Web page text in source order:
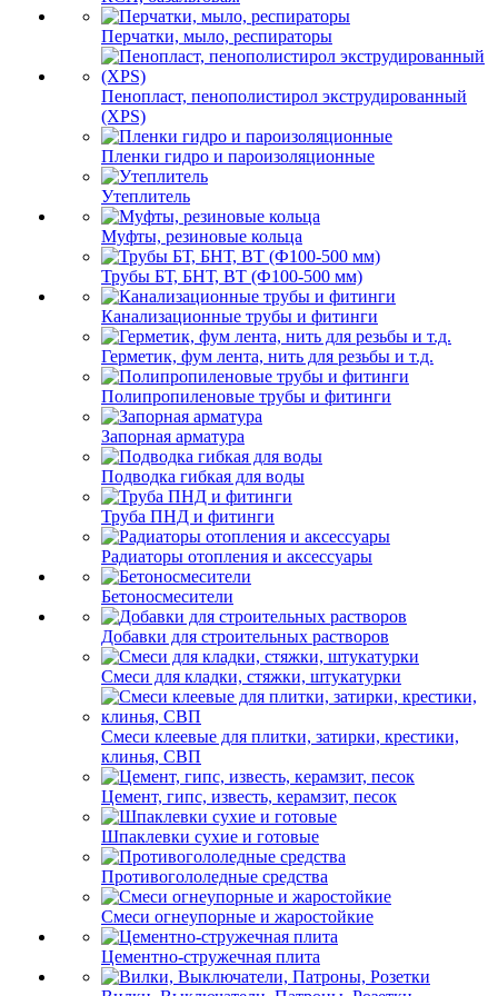
Перчатки, мыло, респираторы
Пенопласт, пенополистирол экструдированный
(XPS)
Пленки гидро и пароизоляционные
Утеплитель
Муфты, резиновые кольца
Трубы БТ, БНТ, ВТ (Ф100-500 мм)
Канализационные трубы и фитинги
Герметик, фум лента, нить для резьбы и т.д.
Полипропиленовые трубы и фитинги
Запорная арматура
Подводка гибкая для воды
Труба ПНД и фитинги
Радиаторы отопления и аксессуары
Бетоносмесители
Добавки для строительных растворов
Смеси для кладки, стяжки, штукатурки
Смеси клеевые для плитки, затирки, крестики,
клинья, СВП
Цемент, гипс, известь, керамзит, песок
Шпаклевки сухие и готовые
Противогололедные средства
Смеси огнеупорные и жаростойкие
Цементно-стружечная плита